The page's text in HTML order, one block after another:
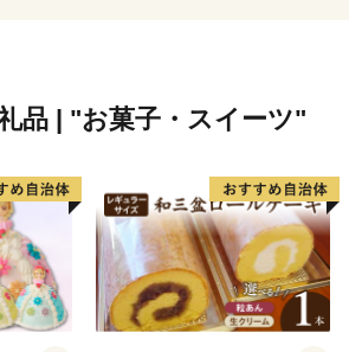
㎡
人（令和4年1月1日現在 推計人口）
世帯
キ
リ
品 | "お菓子・スイーツ"